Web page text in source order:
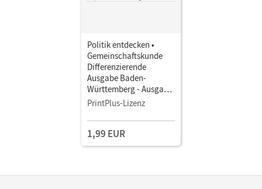
Politik entdecken •
Gemeinschaftskunde
Differenzierende
Ausgabe Baden-
Württemberg - Ausgabe
ab 2017 · Band 2: 9./10.
als E-Book
PrintPlus-Lizenz
1,99 EUR